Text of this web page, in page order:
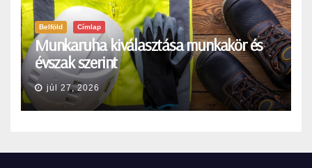
Belföld Címlap
Munkaruha kiválasztása munkakör és
évszak szerint
júl 27, 2026